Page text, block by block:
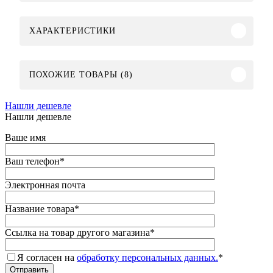
ХАРАКТЕРИСТИКИ
ПОХОЖИЕ ТОВАРЫ (8)
Нашли дешевле
Нашли дешевле
Ваше имя
Ваш телефон*
Электронная почта
Название товара*
Ссылка на товар другого магазина*
Я согласен на обработку персональных данных.*